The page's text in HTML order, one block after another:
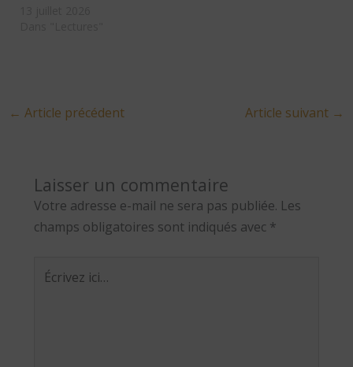
← Article précédent Article suivant →
Laisser un commentaire
Votre adresse e-mail ne sera pas publiée. Les
champs obligatoires sont indiqués avec *
Écrivez
ici…